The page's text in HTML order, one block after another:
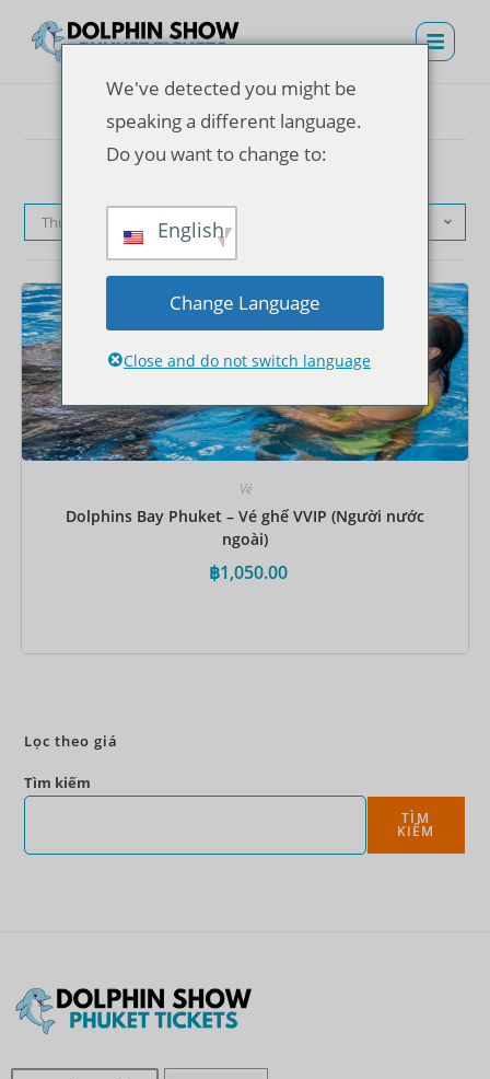
Thứ tự mặc định
Vé
Dolphins Bay Phuket – Vé ghế VVIP (Người nước
ngoài)
฿1,050.00
Lọc theo giá
Tìm kiếm
TÌM
KIẾM
We've detected you might be
speaking a different language.
Do you want to change to:
English
Change Language
Close and do not switch language